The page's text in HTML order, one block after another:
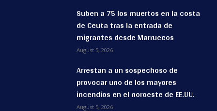
Suben a 75 los muertos en la costa
de Ceuta tras la entrada de
migrantes desde Marruecos
August 5, 2026
Arrestan a un sospechoso de
provocar uno de los mayores
incendios en el noroeste de EE.UU.
August 5, 2026